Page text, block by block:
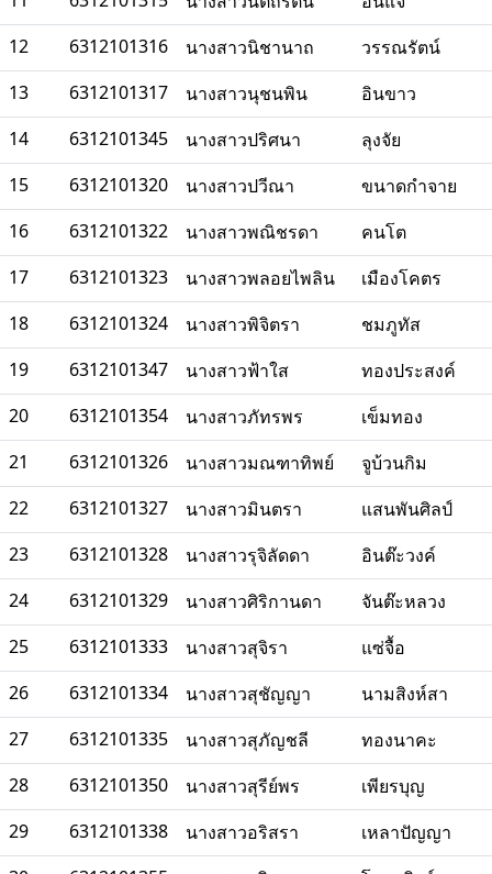
12
6312101316 นางสาวนิชานาถ
วรรณรัตน์
13
6312101317 นางสาวนุชนพิน
อินขาว
14
6312101345 นางสาวปริศนา
ลุงจัย
15
6312101320 นางสาวปวีณา
ขนาดกำจาย
16
6312101322 นางสาวพณิชรดา
คนโต
17
6312101323 นางสาวพลอยไพลิน
เมืองโคตร
18
6312101324 นางสาวพิจิตรา
ชมภูทัส
19
6312101347 นางสาวฟ้าใส
ทองประสงค์
20
6312101354 นางสาวภัทรพร
เข็มทอง
21
6312101326 นางสาวมณฑาทิพย์
จูบ้วนกิม
22
6312101327 นางสาวมินตรา
แสนพันศิลป์
23
6312101328 นางสาวรุจิลัดดา
อินต๊ะวงค์
24
6312101329 นางสาวศิริกานดา
จันต๊ะหลวง
25
6312101333 นางสาวสุจิรา
แซ่จื้อ
26
6312101334 นางสาวสุชัญญา
นามสิงห์สา
27
6312101335 นางสาวสุภัญชลี
ทองนาคะ
28
6312101350 นางสาวสุรีย์พร
เพียรบุญ
29
6312101338 นางสาวอริสรา
เหลาปัญญา